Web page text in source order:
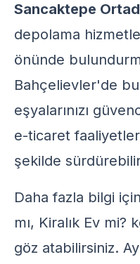
Sancaktepe
depolama
önünde
Bahçelievler'de
eşyalarınızı
e-ticaret
şekilde
Daha fazla bilgi için
mı, Kiralık Ev mi?
göz atabilirsiniz.